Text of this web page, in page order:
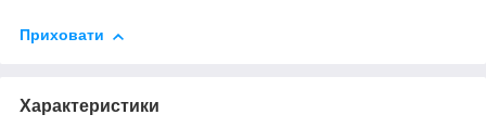
Приховати
Характеристики